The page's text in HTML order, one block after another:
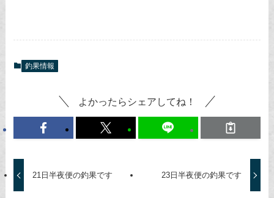
釣果情報
よかったらシェアしてね！
21日半夜便の釣果です 23日半夜便の釣果です